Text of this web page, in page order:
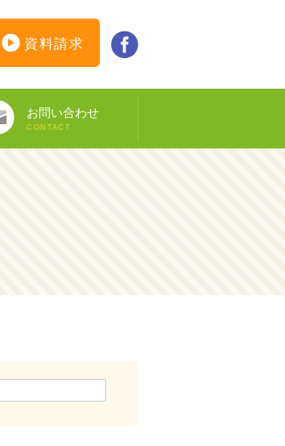
資料請求
お問い合わせ
CONTACT
ンセリング予約
資料請求
ライン申し込み
ーンシップ仮登録
ザ申請サポート
DS-160